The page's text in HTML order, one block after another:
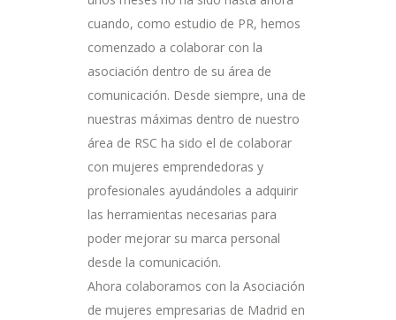
cuando, como estudio de PR, hemos
comenzado a colaborar con la
asociación dentro de su área de
comunicación. Desde siempre, una de
nuestras máximas dentro de nuestro
área de RSC ha sido el de colaborar
con mujeres emprendedoras y
profesionales ayudándoles a adquirir
las herramientas necesarias para
poder mejorar su marca personal
desde la comunicación.
Ahora colaboramos con la Asociación
de mujeres empresarias de Madrid en